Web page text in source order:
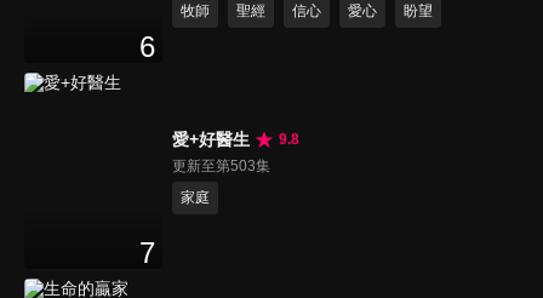
6
牧師 聖經 信心 愛心 盼望
7
愛+好醫生
9.8
更新至第503集
家庭